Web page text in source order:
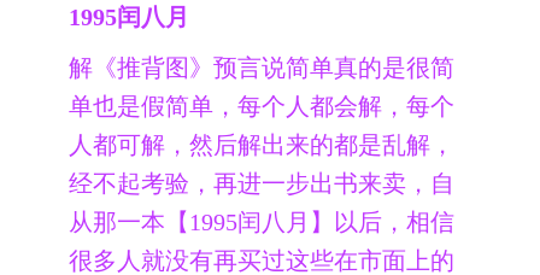
1995闰八月
解《推背图》预言说简单真的是很简
单也是假简单，每个人都会解，每个
人都可解，然后解出来的都是乱解，
经不起考验，再进一步出书来卖，自
从那一本【1995闰八月】以后，相信
很多人就没有再买过这些在市面上的